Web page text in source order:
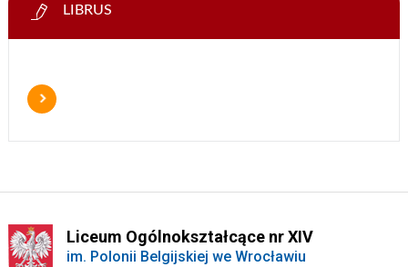
LIBRUS
Liceum Ogólnokształcące nr XIV
im. Polonii Belgijskiej we Wrocławiu